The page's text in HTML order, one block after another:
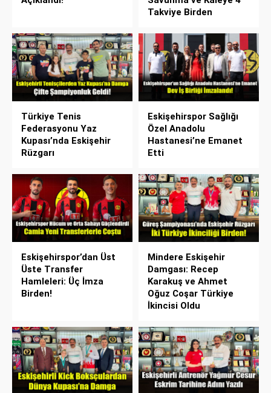
Takviye Birden
Türkiye Tenis
Federasyonu Yaz
Kupası’nda Eskişehir
Rüzgarı
Eskişehirspor Sağlığı
Özel Anadolu
Hastanesi’ne Emanet
Etti
Eskişehirspor’dan Üst
Üste Transfer
Hamleleri: Üç İmza
Birden!
Mindere Eskişehir
Damgası: Recep
Karakuş ve Ahmet
Oğuz Coşar Türkiye
İkincisi Oldu